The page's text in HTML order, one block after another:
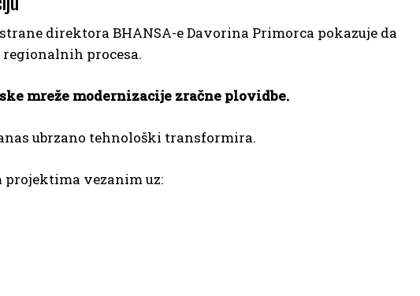
direktora BHANSA-e Davorina Primorca pokazuje da
procesa.
mreže modernizacije zračne plovidbe.
ubrzano tehnološki transformira.
projektima vezanim uz: